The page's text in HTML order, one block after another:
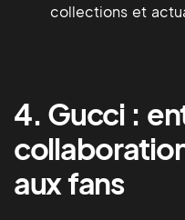
collections et
4. Gucci :
aux fans